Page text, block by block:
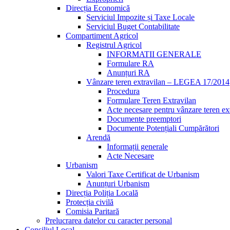
Direcția Economică
Serviciul Impozite și Taxe Locale
Serviciul Buget Contabilitate
Compartiment Agricol
Registrul Agricol
INFORMATII GENERALE
Formulare RA
Anunțuri RA
Vânzare teren extravilan – LEGEA 17/2014
Procedura
Formulare Teren Extravilan
Acte necesare pentru vânzare teren
Documente preemptori
Documente Potențiali Cumpărători
Arendă
Informații generale
Acte Necesare
Urbanism
Valori Taxe Certificat de Urbanism
Anunțuri Urbanism
Direcția Poliția Locală
Protecția civilă
Comisia Paritară
Prelucrarea datelor cu caracter personal